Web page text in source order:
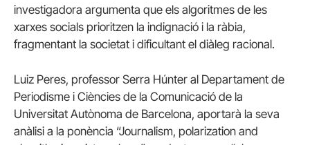
investigadora argumenta que els algoritmes de les
xarxes socials prioritzen la indignació i la ràbia,
fragmentant la societat i dificultant el diàleg racional.
Luiz Peres, professor Serra Húnter al Departament de
Periodisme i Ciències de la Comunicació de la
Universitat Autònoma de Barcelona, aportarà la seva
anàlisi a la ponència “Journalism, polarization and